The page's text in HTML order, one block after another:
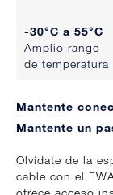
-30°C a 55°C
Amplio rango
de temperatura
Mantente
Mantente un
Olvídate de la
cable con el